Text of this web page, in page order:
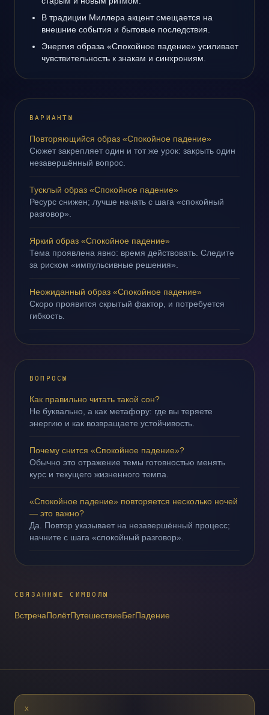
В традиции Миллера акцент смещается на
внешние события и бытовые последствия.
Энергия образа «Спокойное падение» усиливает
чувствительность к знакам и синхрониям.
ВАРИАНТЫ
Повторяющийся образ «Спокойное падение»
Сюжет закрепляет один и тот же урок: закрыть один
незавершённый вопрос.
Тусклый образ «Спокойное падение»
Ресурс снижен; лучше начать с шага «спокойный
разговор».
Яркий образ «Спокойное падение»
Тема проявлена явно: время действовать. Следите
за риском «импульсивные решения».
Неожиданный образ «Спокойное падение»
Скоро проявится скрытый фактор, и потребуется
гибкость.
ВОПРОСЫ
Как правильно читать такой сон?
Не буквально, а как метафору: где вы теряете
энергию и как возвращаете устойчивость.
Почему снится «Спокойное падение»?
Обычно это отражение темы готовностью менять
курс и текущего жизненного темпа.
«Спокойное падение» повторяется несколько ночей
— это важно?
Да. Повтор указывает на незавершённый процесс;
начните с шага «спокойный разговор».
СВЯЗАННЫЕ СИМВОЛЫ
ВстречаПолётПутешествиеБегПадение
X